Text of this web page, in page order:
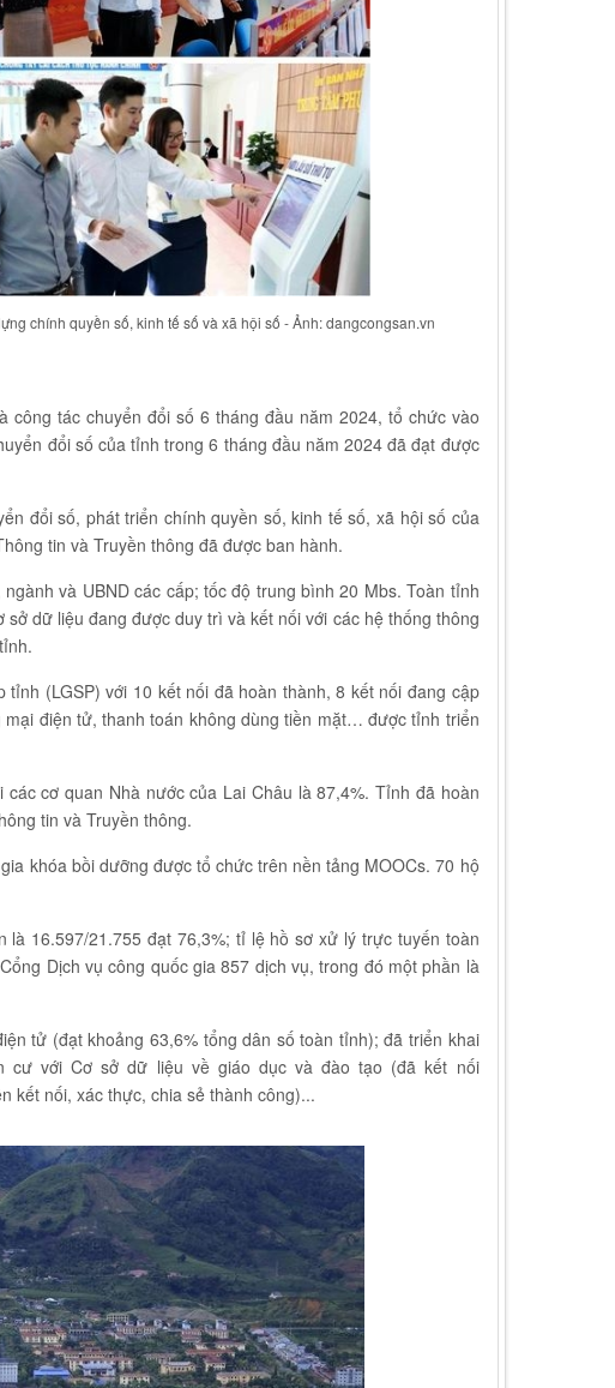
chính quyền số, kinh tế số và xã hội số - Ảnh: dangcongsan.vn
tác chuyển đổi số 6 tháng đầu năm 2024, tổ chức vào
đổi số của tỉnh trong 6 tháng đầu năm 2024 đã đạt được
đổi số, phát triển chính quyền số, kinh tế số, xã hội số của
tin và Truyền thông đã được ban hành.
và UBND các cấp; tốc độ trung bình 20 Mbs. Toàn tỉnh
dữ liệu đang được duy trì và kết nối với các hệ thống thông
(LGSP) với 10 kết nối đã hoàn thành, 8 kết nối đang cập
điện tử, thanh toán không dùng tiền mặt… được tỉnh triển
cơ quan Nhà nước của Lai Châu là 87,4%. Tỉnh đã hoàn
tin và Truyền thông.
khóa bồi dưỡng được tổ chức trên nền tảng MOOCs. 70 hộ
16.597/21.755 đạt 76,3%; tỉ lệ hồ sơ xử lý trực tuyến toàn
Dịch vụ công quốc gia 857 dịch vụ, trong đó một phần là
tử (đạt khoảng 63,6% tổng dân số toàn tỉnh); đã triển khai
với Cơ sở dữ liệu về giáo dục và đào tạo (đã kết nối
kết nối, xác thực, chia sẻ thành công)...